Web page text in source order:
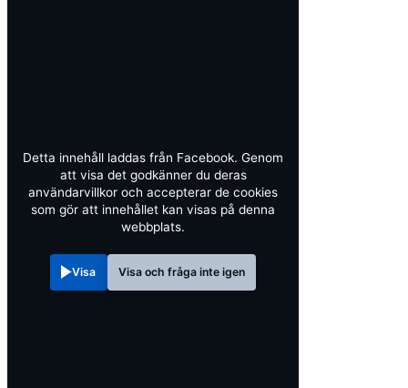
Detta innehåll laddas från Facebook. Genom
att visa det godkänner du deras
användarvillkor och accepterar de cookies
som gör att innehållet kan visas på denna
webbplats.
Visa Visa och fråga inte igen